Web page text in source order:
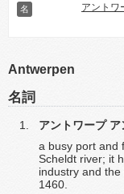
名 アントワ
Antwerpen
名詞
アントワープ ア
a busy port and
Scheldt river; it
industry and
1460.